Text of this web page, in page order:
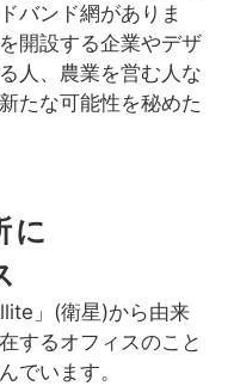
バンド網がありま
開設する企業やデザ
人、農業を営む人な
たな可能性を秘めた
に
」(衛星)から由来
するオフィスのこと
でいます。